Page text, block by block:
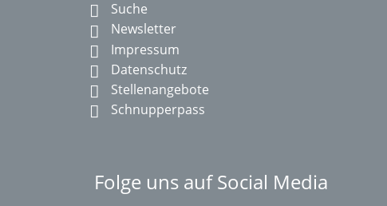
Suche
Newsletter
Impressum
Datenschutz
Stellenangebote
Schnupperpass
Folge uns auf Social Media